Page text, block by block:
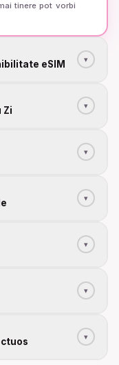
tinere pot vorbi
eSIM ▾
Zi ▾
▾
▾
▾
▾
▾